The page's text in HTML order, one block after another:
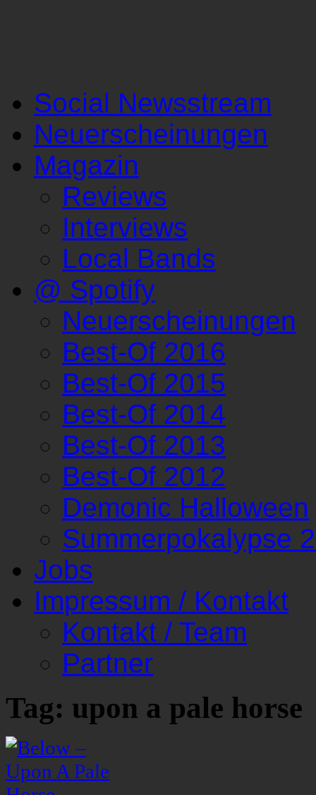
Social Newsstream
Neuerscheinungen
Magazin
Reviews
Interviews
Local Bands
@ Spotify
Neuerscheinungen
Best-Of 2016
Best-Of 2015
Best-Of 2014
Best-Of 2013
Best-Of 2012
Demonic Halloween
Summerpokalypse
Jobs
Impressum / Kontakt
Kontakt / Team
Partner
Tag: upon a pale horse